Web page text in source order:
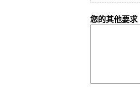
您的其他要求